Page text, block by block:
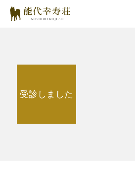
受診しました
在舎犬情報
里親情報